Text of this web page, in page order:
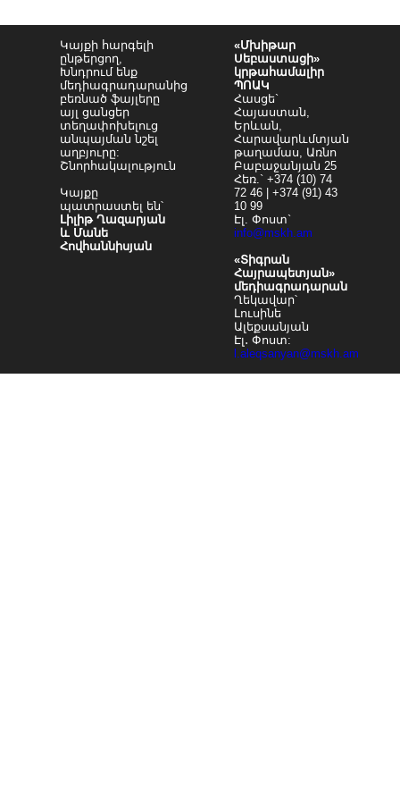
Կայքի հարգելի
ընթերցող,
Խնդրում ենք
մեդիագրադարանից
բեռնած ֆայլերը
այլ ցանցեր
տեղափոխելուց
անպայման նշել
աղբյուրը:
Շնորհակալություն
Կայքը
պատրաստել են՝
Լիլիթ Ղազարյան
և Մանե
Հովհաննիսյան
«Մխիթար
Սեբաստացի»
կրթահամալիր
ՊՈԱԿ
Հասցե`
Հայաստան,
Երևան,
Հարավարևմտյան
թաղամաս, Առնո
Բաբաջանյան 25
Հեռ.` +374 (10) 74
72 46 | +374 (91) 43
10 99
Էլ. Փոստ`
info@mskh.am
«Տիգրան
Հայրապետյան»
մեդիագրադարան
Ղեկավար՝
Լուսինե
Ալեքսանյան
Էլ․ Փոստ:
l.aleqsanyan@mskh.am